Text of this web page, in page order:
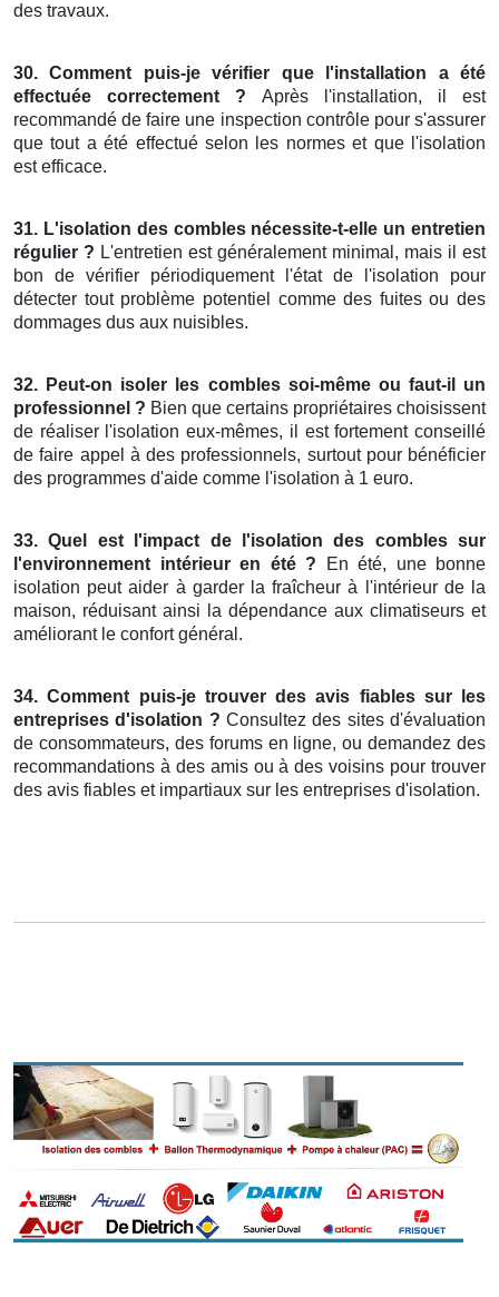
des travaux.
30. Comment puis-je vérifier que l'installation a été
effectuée correctement ? Après l'installation, il est
recommandé de faire une inspection contrôle pour s'assurer
que tout a été effectué selon les normes et que l'isolation
est efficace.
31. L'isolation des combles nécessite-t-elle un entretien
régulier ? L'entretien est généralement minimal, mais il est
bon de vérifier périodiquement l'état de l'isolation pour
détecter tout problème potentiel comme des fuites ou des
dommages dus aux nuisibles.
32. Peut-on isoler les combles soi-même ou faut-il un
professionnel ? Bien que certains propriétaires choisissent
de réaliser l'isolation eux-mêmes, il est fortement conseillé
de faire appel à des professionnels, surtout pour bénéficier
des programmes d'aide comme l'isolation à 1 euro.
33. Quel est l'impact de l'isolation des combles sur
l'environnement intérieur en été ? En été, une bonne
isolation peut aider à garder la fraîcheur à l'intérieur de la
maison, réduisant ainsi la dépendance aux climatiseurs et
améliorant le confort général.
34. Comment puis-je trouver des avis fiables sur les
entreprises d'isolation ? Consultez des sites d'évaluation
de consommateurs, des forums en ligne, ou demandez des
recommandations à des amis ou à des voisins pour trouver
des avis fiables et impartiaux sur les entreprises d'isolation.